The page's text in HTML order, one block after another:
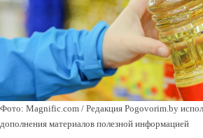
Фото: Magnific.com / Редакция Pogovorim.by
дополнения материалов полезной информацией